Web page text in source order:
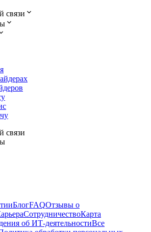
связи
связи
БлогFAQОтзывы о
СотрудничествоКарта
об ИТ-деятельностиВсе